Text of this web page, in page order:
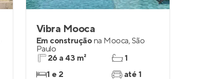
Vibra Mooca
Em construçãona Mooca,São
Paulo
26 a 43 m²
1 e 2
1
até 1